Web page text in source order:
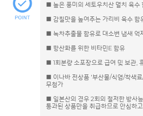
■ 높은 풍미의 세토우치산 멸치 육수
■ 감칠맛을 높여주는 가리비 육수 함
■ 녹차추출물 함유로 대소변 냄새 억
■ 항산화를 위한 비타민E 함유
■ 1회분량 소포장으로 급여 및 보관,
■ 이나바 전상품 '부산물/식염/착색
무첨가
■ 일본산의 경우 2회의 철저한 방사
통과된 상품만을 취급하므로 안심하